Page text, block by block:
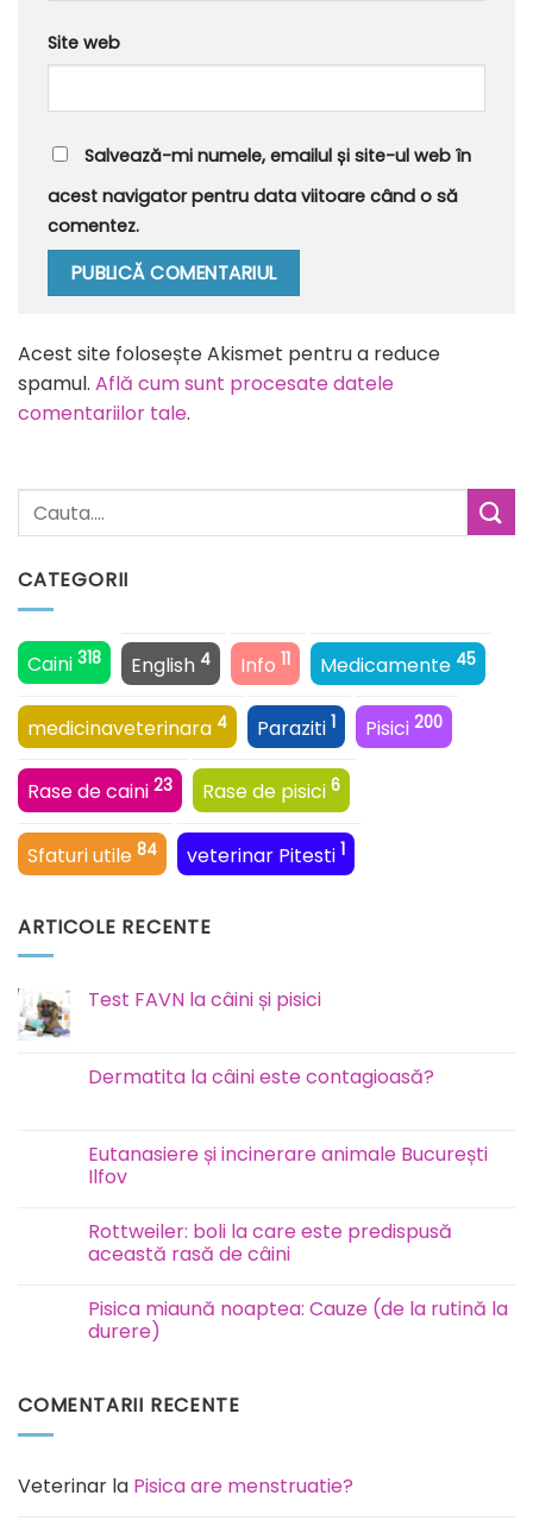
CATEGORII
Caini 318 English 4 Info 11 Medicamente 45
medicinaveterinara 4 Paraziti 1 Pisici 200
Rase de caini 23 Rase de pisici 6
Sfaturi utile 84 veterinar Pitesti 1
ARTICOLE RECENTE
Test FAVN la câini și pisici
Test
FAVN
pisici
Dermatita la câini este contagioasă?
Dermatita
la
câini
Eutanasiere și incinerare animale București
Ilfov
la
Eutanasiere
și
București
Ilfov
Rottweiler: boli la care este predispusă
această rasă de câini
la
Rottweiler:
boli
predispusă
Pisica miaună noaptea: Cauze (de la rutină la
durere)
Pisica
la
rutină
COMENTARII RECENTE
Veterinar la Pisica are menstruatie?
Site web
Salvează-mi numele, emailul și site-ul web în
acest navigator pentru data viitoare când o să
comentez.
Acest site folosește Akismet pentru a reduce
spamul. Află cum sunt procesate datele
comentariilor tale.